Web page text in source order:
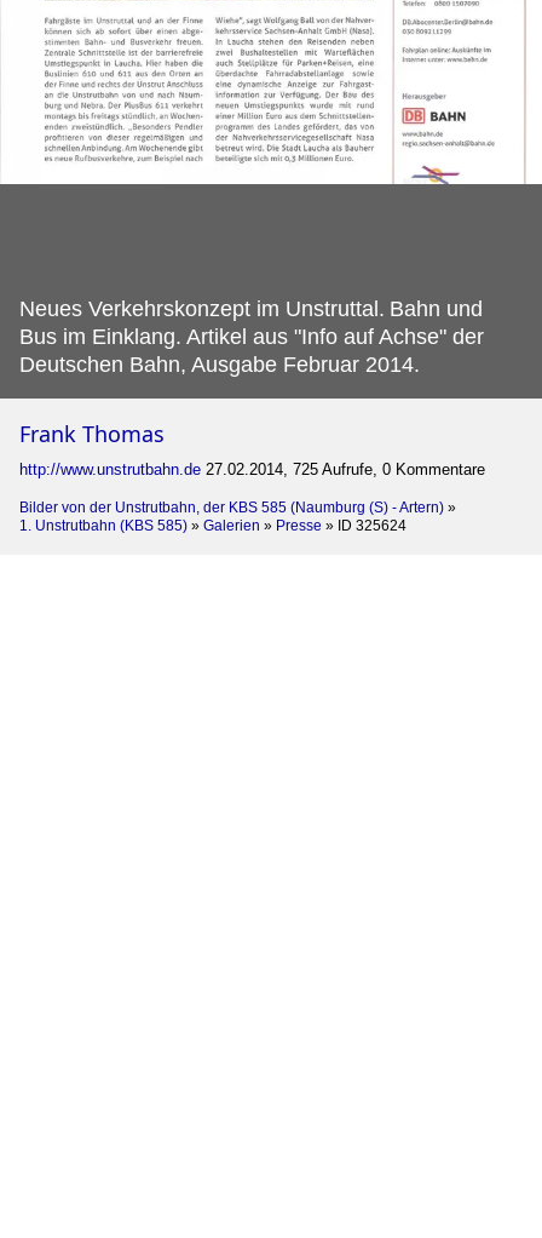
Neues Verkehrskonzept im Unstruttal. Bahn und
Bus im Einklang. Artikel aus "Info auf Achse" der
Deutschen Bahn, Ausgabe Februar 2014.
Frank Thomas
http://www.unstrutbahn.de 27.02.2014, 725 Aufrufe, 0 Kommentare
Bilder von der Unstrutbahn, der KBS 585 (Naumburg (S) - Artern) »
1. Unstrutbahn (KBS 585) » Galerien » Presse » ID 325624